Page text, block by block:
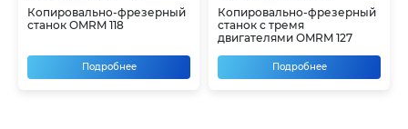
Копировально-фрезерный
станок OMRM 118
Подробнее
Копировально-фрезерный
станок с тремя
двигателями OMRM 127
Подробнее